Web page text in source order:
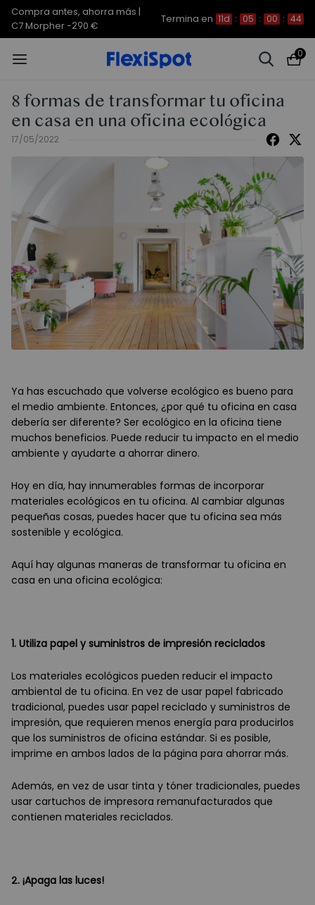
Compra antes, ahorra más | E7
Plus -200 €
0
8 formas de transformar tu oficina
en casa en una oficina ecológica
17/05/2022
Ya has escuchado que volverse ecológico es bueno para
el medio ambiente. Entonces, ¿por qué tu oficina en casa
debería ser diferente? Ser ecológico en la oficina tiene
muchos beneficios. Puede reducir tu impacto en el medio
ambiente y ayudarte a ahorrar dinero.
Hoy en día, hay innumerables formas de incorporar
materiales ecológicos en tu oficina. Al cambiar algunas
pequeñas cosas, puedes hacer que tu oficina sea más
sostenible y ecológica.
Aquí hay algunas maneras de transformar tu oficina en
casa en una oficina ecológica:
1. Utiliza papel y suministros de impresión reciclados
Los materiales ecológicos pueden reducir el impacto
ambiental de tu oficina. En vez de usar papel fabricado
tradicional, puedes usar papel reciclado y suministros de
impresión, que requieren menos energía para producirlos
que los suministros de oficina estándar. Si es posible,
imprime en ambos lados de la página para ahorrar más.
Además, en vez de usar tinta y tóner tradicionales, puedes
usar cartuchos de impresora remanufacturados que
contienen materiales reciclados.
2. ¡Apaga las luces!